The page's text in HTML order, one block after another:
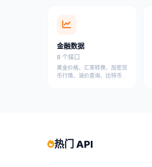
金融数据
8 个接口
黄金价格、汇率转换、加密货
币行情、油价查询、比特币等
热门 API